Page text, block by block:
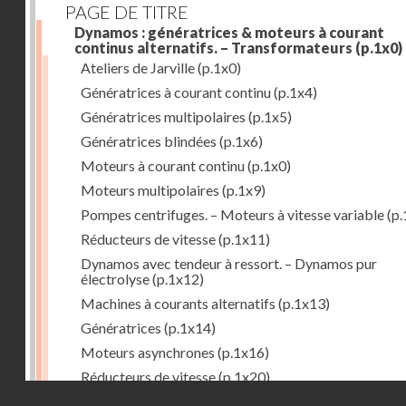
PAGE DE TITRE
Dynamos : génératrices & moteurs à courant
continus alternatifs. – Transformateurs (p.1x0)
Ateliers de Jarville(p.1x0)
Génératrices à courant continu(p.1x4)
Génératrices multipolaires (p.1x5)
Génératrices blindées (p.1x6)
Moteurs à courant continu(p.1x0)
Moteurs multipolaires (p.1x9)
Pompes centrifuges. – Moteurs à vitesse variable
Réducteurs de vitesse(p.1x11)
Dynamos avec tendeur à ressort. – Dynamos pur
électrolyse(p.1x12)
Machines à courants alternatifs (p.1x13)
Génératrices (p.1x14)
Moteurs asynchrones (p.1x16)
Réducteurs de vitesse(p.1x20)